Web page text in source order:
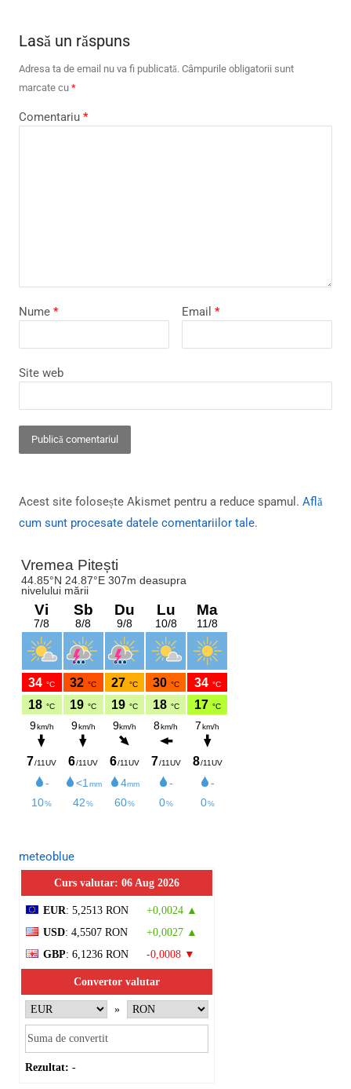
Lasă un răspuns
Adresa ta de email nu va fi publicată. Câmpurile obligatorii sunt
marcate cu *
Comentariu *
Nume * Email *
Site web
Acest site folosește Akismet pentru a reduce spamul. Află
cum sunt procesate datele comentariilor tale.
meteoblue
Curs valutar: 06 Aug 2026
EUR: 5,2513 RON
+0,0024 ▲
USD: 4,5507 RON
+0,0027 ▲
GBP: 6,1236 RON -0,0008 ▼
Convertor valutar
»
Rezultat: -